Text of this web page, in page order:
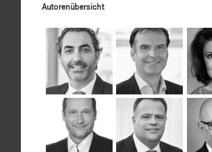
Autorenübersicht